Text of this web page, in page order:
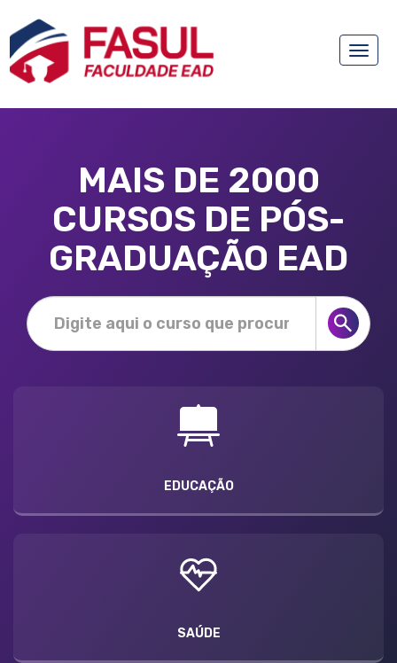
Toggle
MAIS DE 2000
CURSOS DE PÓS-
GRADUAÇÃO EAD
EDUCAÇÃO
SAÚDE